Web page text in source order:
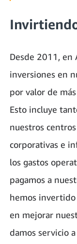
Desde 2011, en
inversiones en
por valor de
Esto incluye
nuestros
corporativas e
los gastos
pagamos a
hemos
en mejorar
damos servicio